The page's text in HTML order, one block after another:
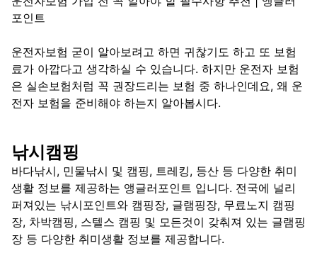
포인트
운전자보험 굳이 알아보려고 하면 귀찮기도 하고 또 보험
료가 아깝다고 생각하실 수 있습니다. 하지만 운전자 보험
은 실손보험처럼 꼭 권장드리는 보험 중 하나인데요, 왜 운
전자 보험을 준비해야 하는지 알아봅시다.
낚시캠핑
바다낚시, 민물낚시 및 캠핑, 트레킹, 등산 등 다양한 취미
생활 정보를 제공하는 앵글러포인트 입니다. 전국에 널리
퍼져있는 낚시포인트와 캠핑장, 글램핑장, 무료노지 캠핑
장, 차박캠핑, 스텔스 캠핑 및 모든것이 갖춰져 있는 글램핑
장 등 다양한 취미생활 정보를 제공합니다.